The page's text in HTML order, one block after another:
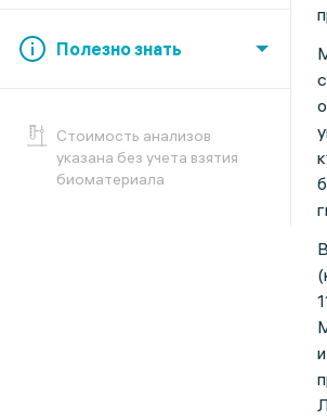
Полезно знать
Cтоимость анализов
указана без учета взятия
биоматериала